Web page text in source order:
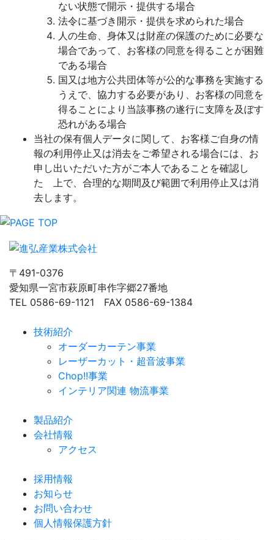
ない状態で開示・提供する場合
法令に基づき開示・提供を求められた場合
人の生命、身体又は財産の保護のために必要な
場合であって、お客様の同意を得ることが困難
である場合
国又は地方公共団体等が公的な事務を実施する
うえで、協力する必要があり、お客様の同意を
得ることにより当該事務の遂行に支障を及ぼす
恐れがある場合
当社の保有個人データに関して、お客様ご自身の情
報の利用停止又は消去をご希望される場合には、お
申し出いただいた方がご本人であることを確認し
た 上で、合理的な期間及び範囲で利用停止又は消
去します。
〒491-0376
愛知県一宮市萩原町串作字郷27番地
TEL 0586-69-1121 FAX 0586-69-1384
技術紹介
オーダーカーテン事業
レーザーカット・超音波事業
Chop!!事業
インテリア関連 物流事業
製品紹介
会社情報
アクセス
採用情報
お知らせ
お問い合わせ
個人情報保護方針